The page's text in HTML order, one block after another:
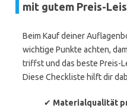
mit gutem Preis-
Beim Kauf deiner
wichtige Punkte achten,
triffst und das beste Preis-
Diese Checkliste hilft dir
✔ Materialqualität